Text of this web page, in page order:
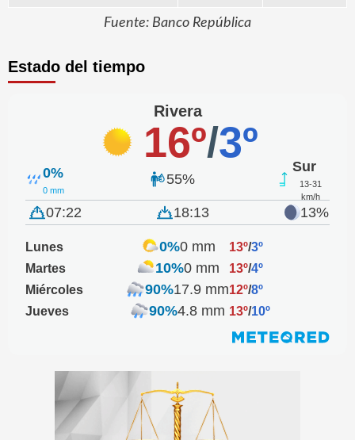
Fuente: Banco República
Estado del tiempo
Rivera
16º/3º
0%
0 mm
55%
Sur
13-31
km/h
07:22 18:13 13%
Lunes 0%0 mm 13º/3º
Martes
10%0 mm 13º/4º
Miércoles
90%17.9 mm12º/8º
Jueves
90%4.8 mm 13º/10º